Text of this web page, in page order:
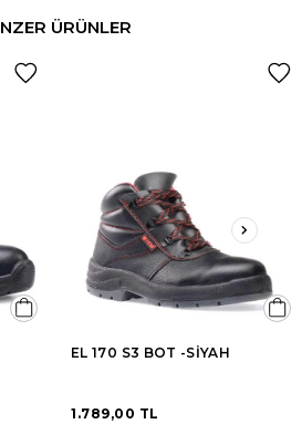
ÜRÜNLER
EL 170 S3 BOT -SİYAH
1.789,00 TL